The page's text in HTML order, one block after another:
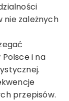
nie zależnych
i na
przepisów.